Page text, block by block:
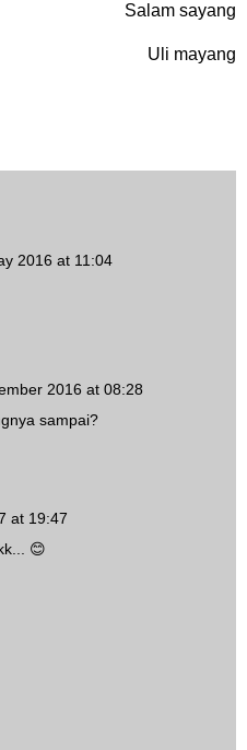
Salam sayang
Uli mayang
2016 at 11:04
2016 at 08:28
sampai?
at 19:47
😊